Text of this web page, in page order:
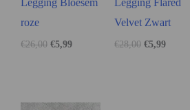
Legging Bloesem
roze
€26,00 €5,99
Legging Flared
Velvet Zwart
€28,00 €5,99